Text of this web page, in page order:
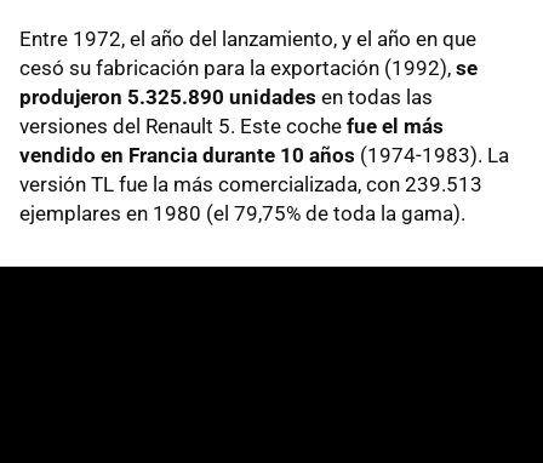
Entre 1972, el año del lanzamiento, y el año en que
cesó su fabricación para la exportación (1992), se
produjeron 5.325.890 unidades en todas las
versiones del Renault 5. Este coche fue el más
vendido en Francia durante 10 años (1974-1983). La
versión TL fue la más comercializada, con 239.513
ejemplares en 1980 (el 79,75% de toda la gama).